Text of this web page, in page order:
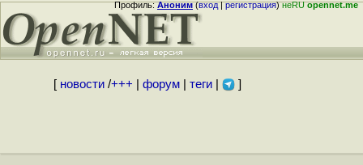
Профиль:Аноним(вход|регистрация)неRUopennet.me
[ новости/+++ форум| теги| ]